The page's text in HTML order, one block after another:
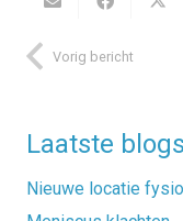
Vorig bericht
Laatste blogs
Nieuwe locatie